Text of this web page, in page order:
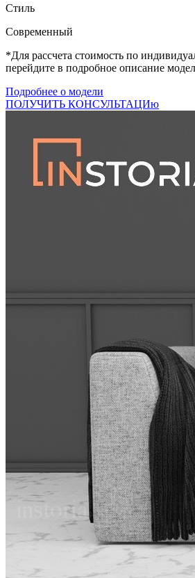
Стиль
Cовременный
*Для рассчета стоимость по
перейдите в подробное описание
Подробнее о модели
ПОЛУЧИТЬ КОНСУЛЬТАЦИю